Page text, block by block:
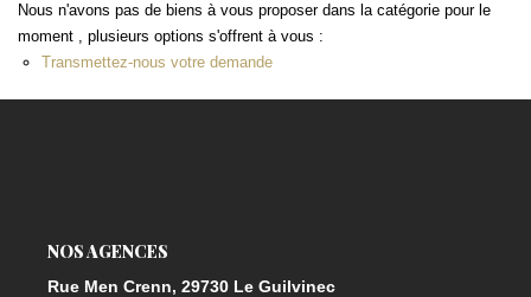
Nous n'avons pas de biens à vous proposer dans la catégorie pour le
moment , plusieurs options s'offrent à vous :
Transmettez-nous votre demande
NOS AGENCES
Rue Men Crenn, 29730 Le Guilvinec